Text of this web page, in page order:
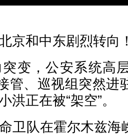
京和中东剧烈转向
变，公安系统高
管、巡视组突然进
洪正在被“架空”。
卫队在霍尔木兹海